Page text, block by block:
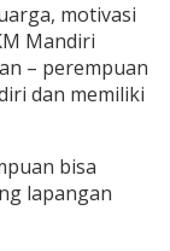
motivasi
Mandiri
– perempuan
dan memiliki
bisa
lapangan